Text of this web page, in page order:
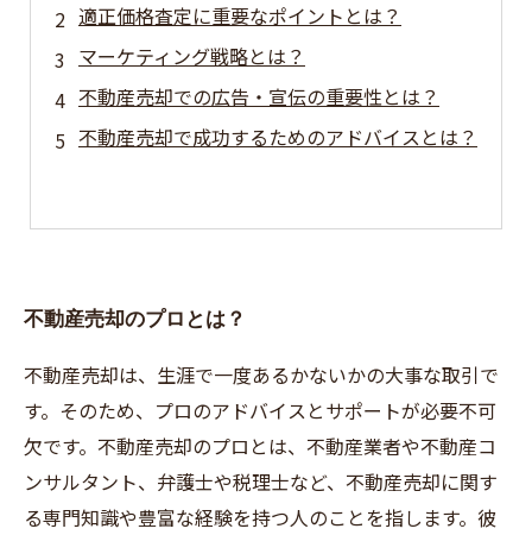
適正価格査定に重要なポイントとは？
マーケティング戦略とは？
不動産売却での広告・宣伝の重要性とは？
不動産売却で成功するためのアドバイスとは？
不動産売却のプロとは？
不動産売却は、生涯で一度あるかないかの大事な取引で
す。そのため、プロのアドバイスとサポートが必要不可
欠です。不動産売却のプロとは、不動産業者や不動産コ
ンサルタント、弁護士や税理士など、不動産売却に関す
る専門知識や豊富な経験を持つ人のことを指します。彼